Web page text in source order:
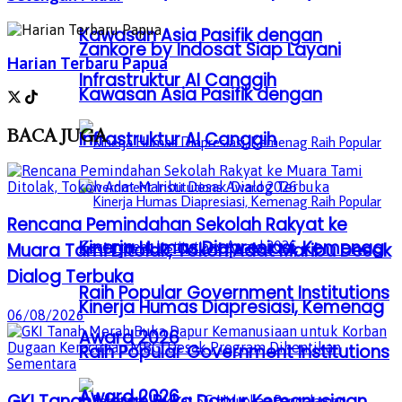
Kawasan Asia Pasifik dengan
Infrastruktur AI Canggih
Kinerja Humas Diapresiasi, Kemenag
Raih Popular Government Institutions
Award 2026
Zankore by Indosat Siap Layani
Kawasan Asia Pasifik dengan
Infrastruktur AI Canggih
Kinerja Humas Diapresiasi, Kemenag
Raih Popular Government Institutions
Award 2026
Harian Terbaru Papua
BACAJUGA
Rencana Pemindahan Sekolah Rakyat ke
Muara Tami Ditolak, Tokoh Adat Maribu Desak
Dialog Terbuka
06/08/2026